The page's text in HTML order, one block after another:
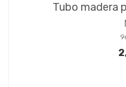
Tubo madera